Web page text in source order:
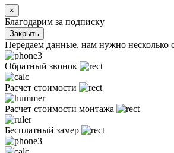
×
Благодарим за подписку
Закрыть
Передаем данные, нам нужно несколько
Обратный звонок
Расчет стоимости
Расчет стоимости монтажа
Бесплатный замер